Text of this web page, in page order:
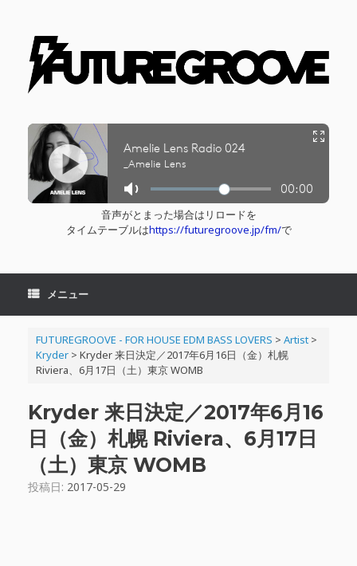
音声がとまった場合はリロードを
タイムテーブルはhttps://futuregroove.jp/fm/で
メニュー
FUTUREGROOVE - FOR HOUSE EDM BASS LOVERS > Artist>
Kryder​> Kryder 来日決定／2017年6月16日（金）札幌
Riviera、6月17日（土）東京 WOMB
Kryder 来日決定／2017年6月16
日（金）札幌 Riviera、6月17日
（土）東京 WOMB
投稿日: 2017-05-29